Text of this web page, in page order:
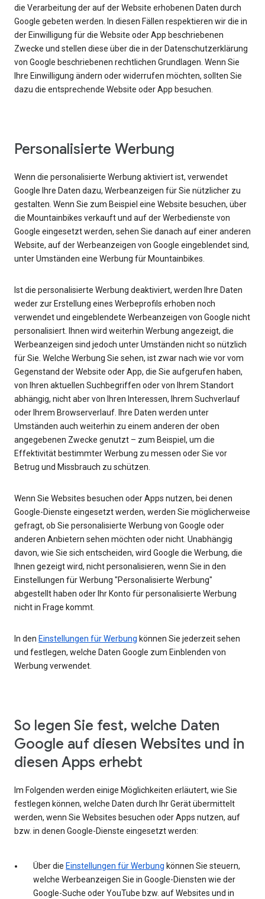
die Verarbeitung der auf der Website erhobenen Daten durch
Google gebeten werden. In diesen Fällen respektieren wir die in
der Einwilligung für die Website oder App beschriebenen
Zwecke und stellen diese über die in der Datenschutzerklärung
von Google beschriebenen rechtlichen Grundlagen. Wenn Sie
Ihre Einwilligung ändern oder widerrufen möchten, sollten Sie
dazu die entsprechende Website oder App besuchen.
Personalisierte Werbung
Wenn die personalisierte Werbung aktiviert ist, verwendet
Google Ihre Daten dazu, Werbeanzeigen für Sie nützlicher zu
gestalten. Wenn Sie zum Beispiel eine Website besuchen, über
die Mountainbikes verkauft und auf der Werbedienste von
Google eingesetzt werden, sehen Sie danach auf einer anderen
Website, auf der Werbeanzeigen von Google eingeblendet sind,
unter Umständen eine Werbung für Mountainbikes.
Ist die personalisierte Werbung deaktiviert, werden Ihre Daten
weder zur Erstellung eines Werbeprofils erhoben noch
verwendet und eingeblendete Werbeanzeigen von Google nicht
personalisiert. Ihnen wird weiterhin Werbung angezeigt, die
Werbeanzeigen sind jedoch unter Umständen nicht so nützlich
für Sie. Welche Werbung Sie sehen, ist zwar nach wie vor vom
Gegenstand der Website oder App, die Sie aufgerufen haben,
von Ihren aktuellen Suchbegriffen oder von Ihrem Standort
abhängig, nicht aber von Ihren Interessen, Ihrem Suchverlauf
oder Ihrem Browserverlauf. Ihre Daten werden unter
Umständen auch weiterhin zu einem anderen der oben
angegebenen Zwecke genutzt – zum Beispiel, um die
Effektivität bestimmter Werbung zu messen oder Sie vor
Betrug und Missbrauch zu schützen.
Wenn Sie Websites besuchen oder Apps nutzen, bei denen
Google-Dienste eingesetzt werden, werden Sie möglicherweise
gefragt, ob Sie personalisierte Werbung von Google oder
anderen Anbietern sehen möchten oder nicht. Unabhängig
davon, wie Sie sich entscheiden, wird Google die Werbung, die
Ihnen gezeigt wird, nicht personalisieren, wenn Sie in den
Einstellungen für Werbung "Personalisierte Werbung"
abgestellt haben oder Ihr Konto für personalisierte Werbung
nicht in Frage kommt.
In den Einstellungen für Werbung können Sie jederzeit sehen
und festlegen, welche Daten Google zum Einblenden von
Werbung verwendet.
So legen Sie fest, welche Daten
Google auf diesen Websites und in
diesen Apps erhebt
Im Folgenden werden einige Möglichkeiten erläutert, wie Sie
festlegen können, welche Daten durch Ihr Gerät übermittelt
werden, wenn Sie Websites besuchen oder Apps nutzen, auf
bzw. in denen Google-Dienste eingesetzt werden:
Über die Einstellungen für Werbung können Sie steuern,
welche Werbeanzeigen Sie in Google-Diensten wie der
Google-Suche oder YouTube bzw. auf Websites und in